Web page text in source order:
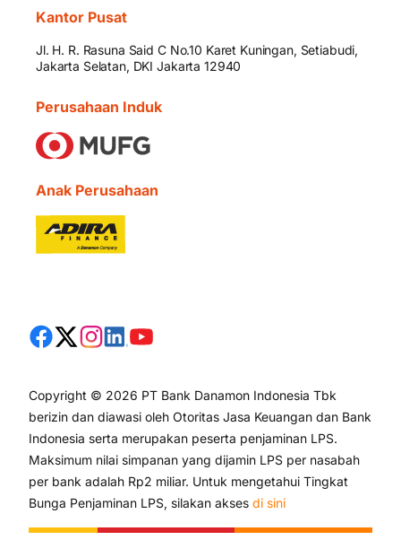
Kantor Pusat
Jl. H. R. Rasuna Said C No.10 Karet Kuningan, Setiabudi,
Jakarta Selatan, DKI Jakarta 12940
Perusahaan Induk
Anak Perusahaan
Copyright © 2026 PT Bank Danamon Indonesia Tbk
berizin dan diawasi oleh Otoritas Jasa Keuangan dan Bank
Indonesia serta merupakan peserta penjaminan LPS.
Maksimum nilai simpanan yang dijamin LPS per nasabah
per bank adalah Rp2 miliar. Untuk mengetahui Tingkat
Bunga Penjaminan LPS, silakan akses di sini